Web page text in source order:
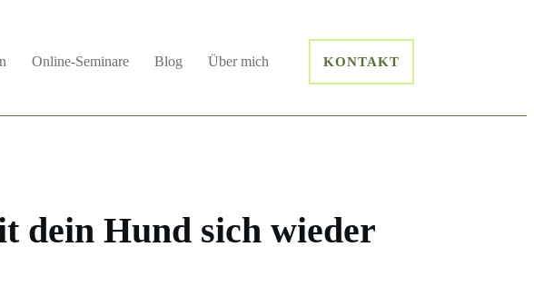
Online-Seminare Blog Über mich KONTAKT
dein Hund sich wieder